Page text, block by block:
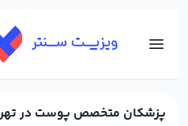
پزشکان متخصص پوست در